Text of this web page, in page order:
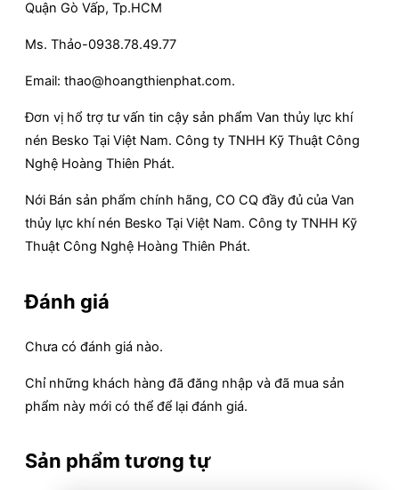
Quận Gò Vấp, Tp.HCM
Ms. Thảo-0938.78.49.77
Email: thao@hoangthienphat.com.
Đơn vị hổ trợ tư vấn tin cậy sản phẩm Van thủy lực khí
nén Besko Tại Việt Nam. Công ty TNHH Kỹ Thuật Công
Nghệ Hoàng Thiên Phát.
Nới Bán sản phẩm chính hãng, CO CQ đầy đủ của Van
thủy lực khí nén Besko Tại Việt Nam. Công ty TNHH Kỹ
Thuật Công Nghệ Hoàng Thiên Phát.
Đánh giá
Chưa có đánh giá nào.
Chỉ những khách hàng đã đăng nhập và đã mua sản
phẩm này mới có thể để lại đánh giá.
Sản phẩm tương tự